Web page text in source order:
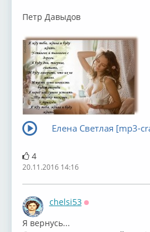
Петр Давыдов
Елена Светлая [mp3-
4
20.11.2016 14:16
chelsi53
⁣Я вернусь...